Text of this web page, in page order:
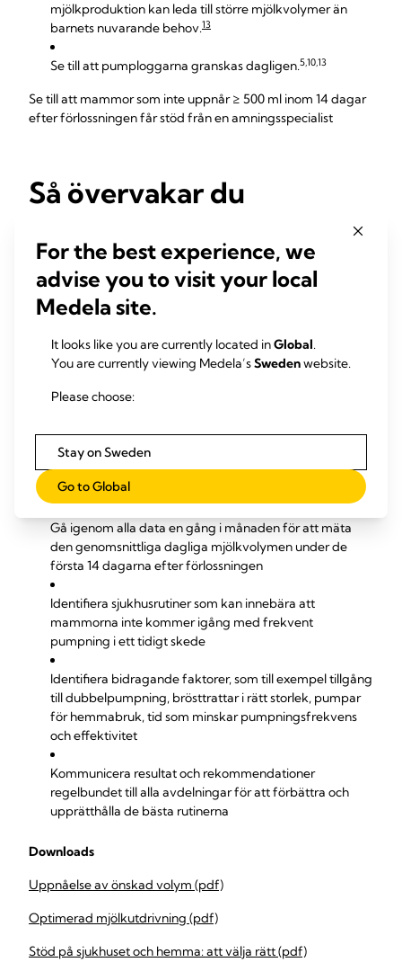
mjölkproduktion kan leda till större mjölkvolymer än
barnets nuvarande behov.13
Se till att pumploggarna granskas dagligen.5,10,13
Se till att mammor som inte uppnår ≥ 500 ml inom 14 dagar
efter förlossningen får stöd från en amningsspecialist
Så övervakar du
volym
Håll koll på procentandelen mammor vars mjölk
”rinner till” inom 72 timmar efter förlossningen
Identifiera mammor med fördröjd (> 72 timmar)
ett datainsamlingsverktyg
Granska pumploggar och samla in information om
dagliga mjölkvolymer (ml/dag)
Gå igenom alla data en gång i månaden för att mäta
den genomsnittliga dagliga mjölkvolymen under de
första 14 dagarna efter förlossningen
Identifiera sjukhusrutiner som kan innebära att
mammorna inte kommer igång med frekvent
pumpning i ett tidigt skede
Identifiera bidragande faktorer, som till exempel tillgång
till dubbelpumpning, brösttrattar i rätt storlek, pumpar
för hemmabruk, tid som minskar pumpningsfrekvens
och effektivitet
Kommunicera resultat och rekommendationer
regelbundet till alla avdelningar för att förbättra och
upprätthålla de bästa rutinerna
Downloads
Uppnåelse av önskad volym (pdf)
Optimerad mjölkutdrivning (pdf)
Stöd på sjukhuset och hemma: att välja rätt (pdf)
For the best experience, we
advise you to visit your local
Medela site.
It looks like you are currently located inGlobal.
You are currently viewing Medela’sSwedenwebsite.
Please choose:
Stay on Sweden
Go to Global